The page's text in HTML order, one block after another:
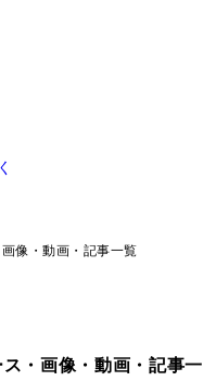
像・動画・記事一覧
・画像・動画・記事一